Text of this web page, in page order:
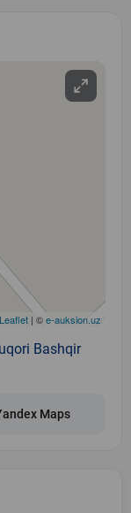
Leaflet | ©e-auksion.uz
Bashqir
Maps